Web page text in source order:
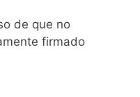
de que no
firmado